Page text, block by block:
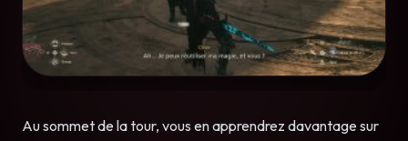
Au sommet de la tour, vous en apprendrez davantage sur